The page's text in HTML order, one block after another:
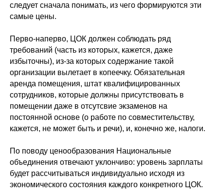
следует сначала понимать, из чего формируются эти
самые цены.
Перво-наперво, ЦОК должен соблюдать ряд
требований (часть из которых, кажется, даже
избыточны), из-за которых содержание такой
организации вылетает в копеечку. Обязательная
аренда помещения, штат квалифицированных
сотрудников, которые должны присутствовать в
помещении даже в отсутсвие экзаменов на
постоянной основе (о работе по совместительству,
кажется, не может быть и речи), и, конечно же, налоги.
По поводу ценообразования Национальные
объединения отвечают уклончиво: уровень зарплаты
будет рассчитываться индивидуально исходя из
экономического состояния каждого конкретного ЦОК.